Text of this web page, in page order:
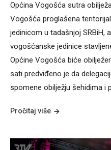
Općina Vogošća sutra
Vogošća proglašena
jedinicom u tadašnjoj SRBiH,
vogošćanske jedinice
Općine Vogošća biće
sati predviđeno je da
spomene obilježju šehidima i
Pročitaj više